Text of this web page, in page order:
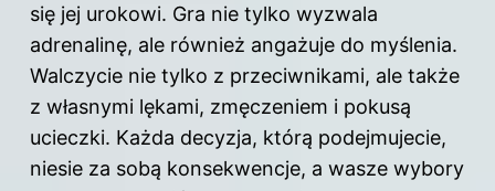
się jej urokowi. Gra nie tylko wyzwala
adrenalinę, ale również angażuje do myślenia.
Walczycie nie tylko z przeciwnikami, ale także
z własnymi lękami, zmęczeniem i pokusą
ucieczki. Każda decyzja, którą podejmujecie,
niesie za sobą konsekwencje, a wasze wybory